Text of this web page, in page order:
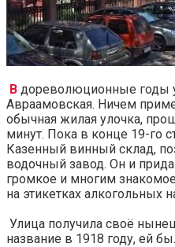
В дореволюционные годы
Авраамовская. Ничем
обычная жилая улочка,
минут. Пока в конце 19-го
Казенный винный склад,
водочный завод. Он и
громкое и многим
на этикетках алкогольных
Улица получила своё
название в 1918 году, ей